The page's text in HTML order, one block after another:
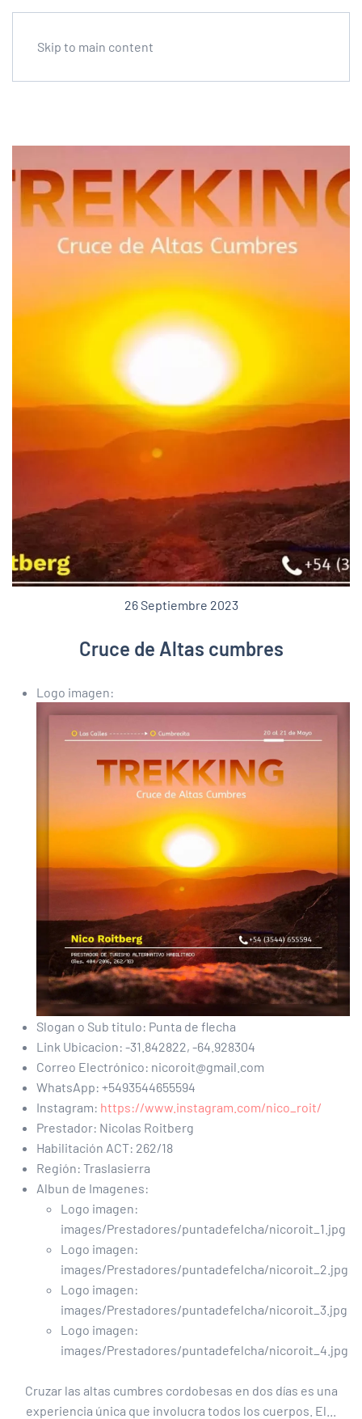
Skip to main content
26 Septiembre 2023
Cruce de Altas cumbres
Logo imagen:
Slogan o Sub titulo: Punta de flecha
Link Ubicacion: -31.842822, -64.928304
Correo Electrónico: nicoroit@gmail.com
WhatsApp: +5493544655594
Instagram: https://www.instagram.com/nico_roit/
Prestador: Nicolas Roitberg
Habilitación ACT: 262/18
Región: Traslasierra
Albun de Imagenes:
Logo imagen:
images/Prestadores/puntadefelcha/nicoroit_1.jpg
Logo imagen:
images/Prestadores/puntadefelcha/nicoroit_2.jpg
Logo imagen:
images/Prestadores/puntadefelcha/nicoroit_3.jpg
Logo imagen:
images/Prestadores/puntadefelcha/nicoroit_4.jpg
Cruzar las altas cumbres cordobesas en dos días es una
experiencia única que involucra todos los cuerpos. El...